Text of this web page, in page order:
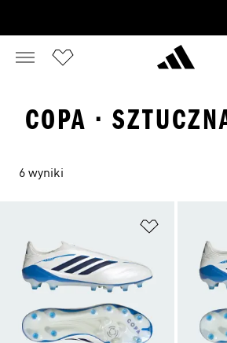
COPA ·
6 wyniki